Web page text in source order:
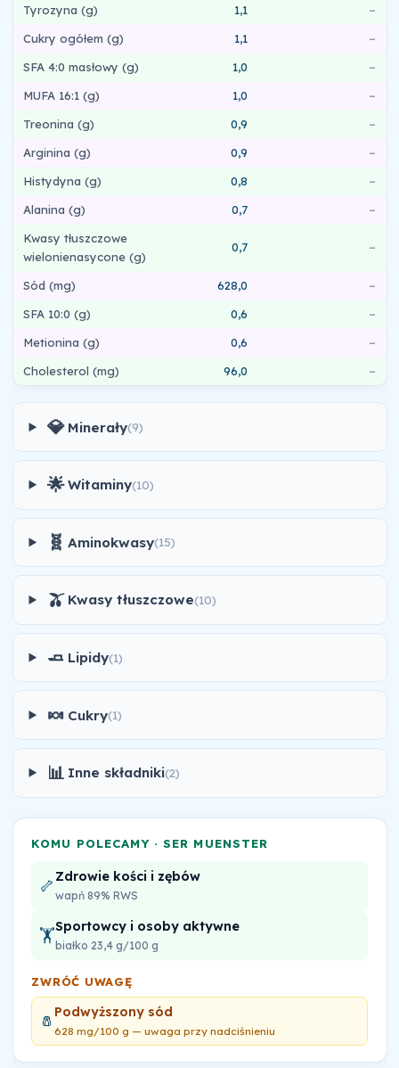
Tyrozyna (g)
1,1
–
Cukry ogółem (g)
1,1
–
SFA 4:0 masłowy (g)
1,0
–
MUFA 16:1 (g)
1,0
–
Treonina (g)
0,9
–
Arginina (g)
0,9
–
Histydyna (g)
0,8
–
Alanina (g)
0,7
–
Kwasy tłuszczowe
wielonienasycone (g)
0,7 –
Sód (mg) 628,0
–
SFA 10:0 (g)
0,6
–
Metionina (g)
0,6
–
Cholesterol (mg)
96,0 –
💎 Minerały(9)
🌟 Witaminy(10)
🧬 Aminokwasy(15)
🫒 Kwasy tłuszczowe(10)
🧈 Lipidy(1)
🍬 Cukry(1)
📊 Inne składniki(2)
KOMU POLECAMY · SER MUENSTER
🦴 Zdrowie kości i zębów
wapń 89% RWS
🏋️Sportowcy i osoby aktywne
białko 23,4 g/100 g
ZWRÓĆ UWAGĘ
🧂 Podwyższony sód
628 mg/100 g — uwaga przy nadciśnieniu